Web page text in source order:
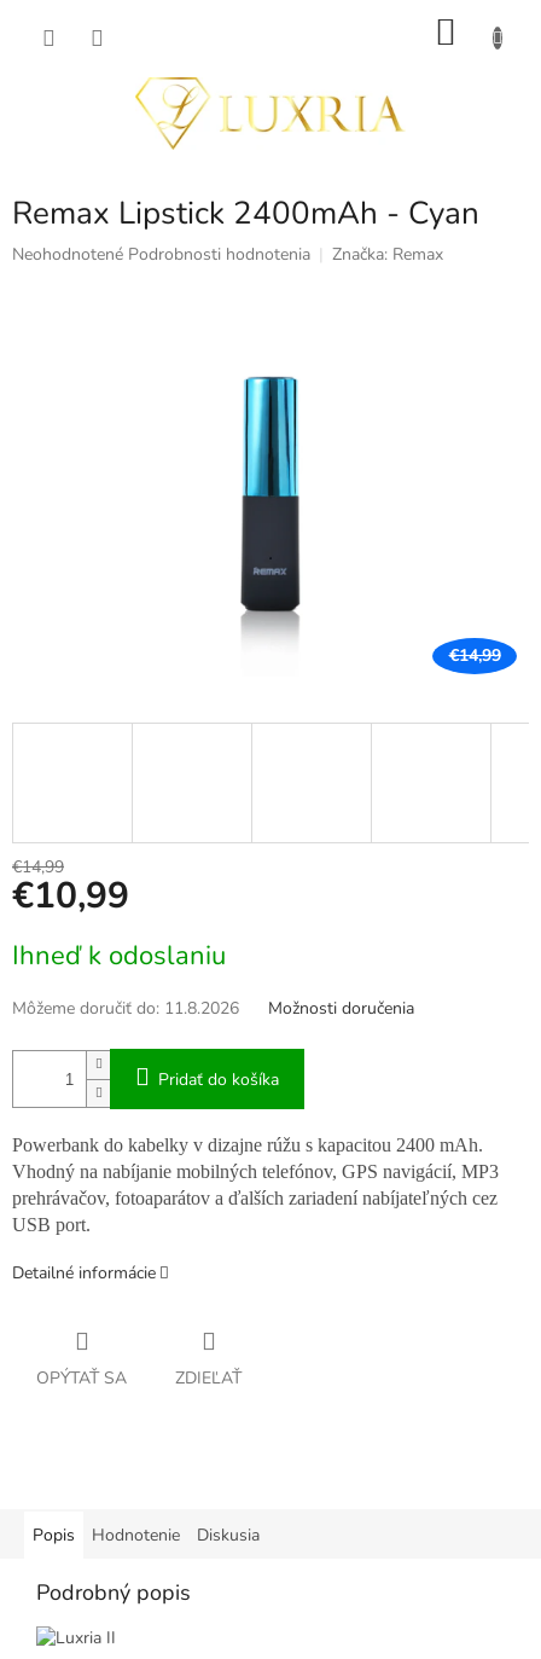
Remax Lipstick 2400mAh - Cyan
Priemerné
Neohodnotené Podrobnosti hodnotenia Značka: Remax
€14,99
€14,99
€10,99
cena:
Ihneď k odoslaniu
Môžeme doručiť do: 11.8.2026 Možnosti doručenia
Pridať do košíka
Powerbank do kabelky v dizajne rúžu s kapacitou 2400 mAh.
Vhodný na nabíjanie mobilných telefónov, GPS navigácií, MP3
prehrávačov, fotoaparátov a ďalších zariadení nabíjateľných cez
USB port.
Detailné informácie
OPÝTAŤ SA ZDIEĽAŤ
Popis Hodnotenie Diskusia
Podrobný popis